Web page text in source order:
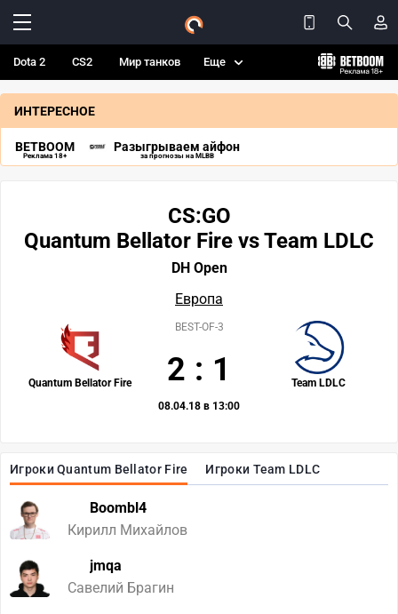
Dota 2 CS2 Мир танков Еще
ИНТЕРЕСНОЕ
BETBOOM
Реклама 18+
Разыгрываем айфон
за прогнозы на MLBB
Игроки Quantum Bellator Fire Игроки Team LDLC
Boombl4
Кирилл Михайлов
jmqa
Савелий Брагин
CS:GO
Quantum Bellator Fire vs Team LDLC
DH Open
Европа
Quantum Bellator Fire Team LDLC
BEST-OF-3
2 : 1
08.04.18 в 13:00